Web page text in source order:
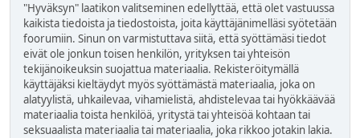
"Hyväksyn" laatikon valitseminen edellyttää, että olet vastuussa
kaikista tiedoista ja tiedostoista, joita käyttäjänimelläsi syötetään
foorumiin. Sinun on varmistuttava siitä, että syöttämäsi tiedot
eivät ole jonkun toisen henkilön, yrityksen tai yhteisön
tekijänoikeuksin suojattua materiaalia. Rekisteröitymällä
käyttäjäksi kieltäydyt myös syöttämästä materiaalia, joka on
alatyylistä, uhkailevaa, vihamielistä, ahdistelevaa tai hyökkäävää
materiaalia toista henkilöä, yritystä tai yhteisöä kohtaan tai
seksuaalista materiaalia tai materiaalia, joka rikkoo jotakin lakia.